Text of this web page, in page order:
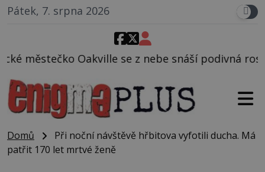
Pátek, 7. srpna 2026
z nebe snáší podivná rosolovitá látka
Domů
Při noční návštěvě hřbitova vyfotili ducha. Má
patřit 170 let mrtvé ženě